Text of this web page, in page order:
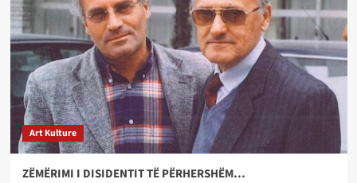
Art Kulture
ZËMËRIMI I DISIDENTIT TË PËRHERSHËM…